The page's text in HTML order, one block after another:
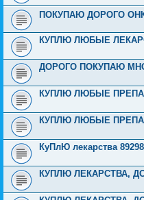
ПОКУПАЮ ДОРОГО
КУПЛЮ ЛЮБЫЕ
ДОРОГО ПОКУПАЮ
КУПЛЮ ЛЮБЫЕ
КУПЛЮ ЛЮБЫЕ
КуПлЮ лекарства
КУПЛЮ ЛЕКАРСТВА,